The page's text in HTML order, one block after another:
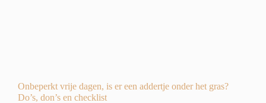
Onbeperkt vrije dagen, is er een addertje onder het gras?
Do’s, don’s en checklist